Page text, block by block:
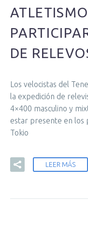
DE
Los velocistas del
la expedición de
4×400 masculino y
estar presente en los
Tokio
LEER MÁS